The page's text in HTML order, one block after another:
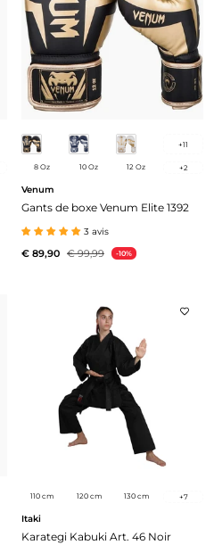
+11
8 Oz 10 Oz 12 Oz +2
Venum
Gants de boxe Venum Elite 1392
3 avis
€ 89,90 € 99,99 -10%
110 cm 120 cm 130 cm +7
Itaki
Karategi Kabuki Art. 46 Noir